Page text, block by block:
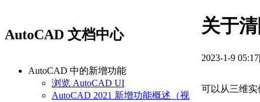
AutoCAD 文档中心
AutoCAD 中的新增功能
浏览 AutoCAD UI
AutoCAD 2021 新增功能概述（视
关于
2023-1-9 05:17|
可以从三维实